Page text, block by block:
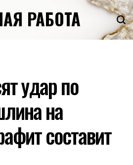
РАБОТА
удар по
на
составит